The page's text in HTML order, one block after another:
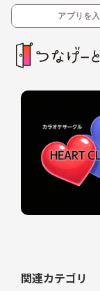
アプリを
関連カテゴリ